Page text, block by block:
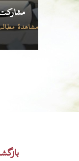
مشاهدهٔ